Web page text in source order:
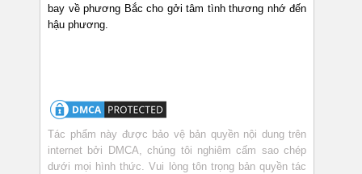
bay về phương Bắc cho gởi tâm tình thương nhớ đến
hậu phương.
Tác phẩm này được bảo vệ bản quyền nội dung trên
internet bởi DMCA, chúng tôi nghiêm cấm sao chép
dưới mọi hình thức. Vui lòng tôn trọng bản quyền tác